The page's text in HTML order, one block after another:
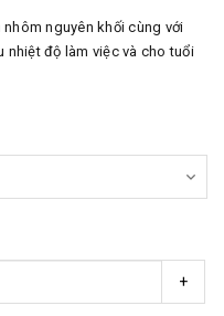
nguyên khối cùng với
nhiệt độ làm việc và cho tuổi
+